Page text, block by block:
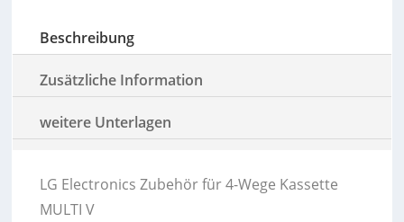
Beschreibung
Zusätzliche Information
weitere Unterlagen
LG Electronics Zubehör für 4-Wege Kassette
MULTI V